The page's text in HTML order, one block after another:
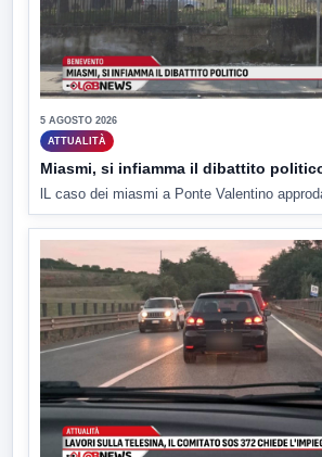
5 AGOSTO 2026
ATTUALITÀ
Miasmi, si infiamma il dibattito
lL caso dei miasmi a Ponte Valentino